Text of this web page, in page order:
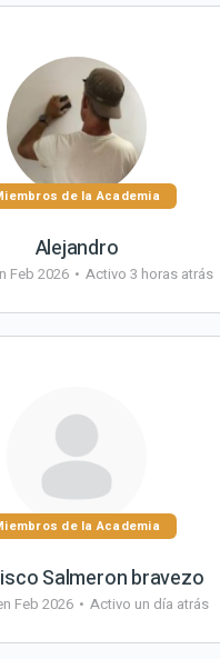
de la Academia
Alejandro
Feb 2026 • Activo 3 horas atrás
de la Academia
Salmeron bravezo
Feb 2026 • Activo un día atrás